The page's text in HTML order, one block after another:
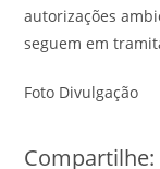
autorizações
seguem em
Foto Divulgação
Compartilhe: